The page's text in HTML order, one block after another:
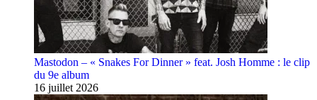
Mastodon – « Snakes For Dinner » feat. Josh Homme : le clip
du 9e album
16 juillet 2026